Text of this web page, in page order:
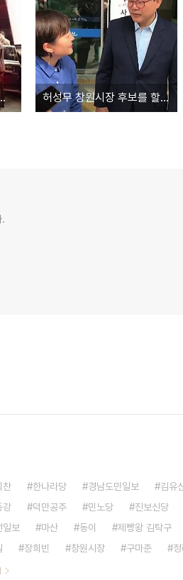
타 확실하게 인증 허성무 창원시장 후보를 할머니들이 좋아하는 이유
.
찬 한나라당 경남도민일보 김유
강
덕만공주 민노당 진보신당
일보
마산 동이 제빵왕 김탁구
장희빈 창원시장 구마준